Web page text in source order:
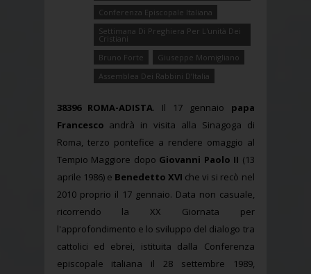
Conferenza Episcopale Italiana
Settimana Di Preghiera Per L'unità Dei
Cristiani
Bruno Forte
Giuseppe Momigliano
Assemblea Dei Rabbini D’Italia
38396 ROMA-ADISTA. Il 17 gennaio papa
Francesco andrà in visita alla Sinagoga di
Roma, terzo pontefice a rendere omaggio al
Tempio Maggiore dopo Giovanni Paolo II (13
aprile 1986) e Benedetto XVI che vi si recò nel
2010 proprio il 17 gennaio. Data non casuale,
ricorrendo la XX Giornata per
l'approfondimento e lo sviluppo del dialogo tra
cattolici ed ebrei, istituita dalla Conferenza
episcopale italiana il 28 settembre 1989,